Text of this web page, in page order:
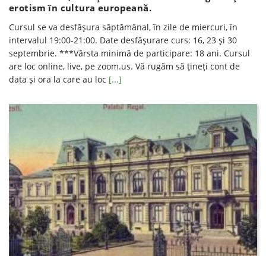
erotism în cultura europeană.
Cursul se va desfăşura săptămânal, în zile de miercuri, în
intervalul 19:00-21:00. Date desfăşurare curs: 16, 23 și 30
septembrie. ***Vârsta minimă de participare: 18 ani. Cursul
are loc online, live, pe zoom.us. Vă rugăm să ţineţi cont de
data şi ora la care au loc [...]